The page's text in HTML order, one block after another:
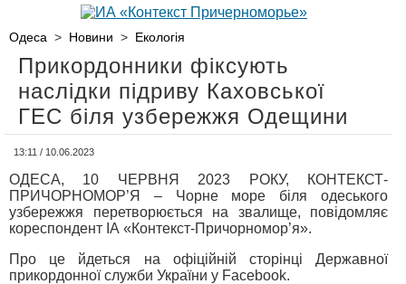
Одеса > Новини > Екологія
Прикордонники фіксують
наслідки підриву Каховської
ГЕС біля узбережжя Одещини
13:11 / 10.06.2023
ОДЕСА, 10 ЧЕРВНЯ 2023 РОКУ, КОНТЕКСТ-
ПРИЧОРНОМОР’Я – Чорне море біля одеського
узбережжя перетворюється на звалище, повідомляє
кореспондент ІА «Контекст-Причорномор’я».
Про це йдеться на офіційній сторінці Державної
прикордонної служби України у Facebook.